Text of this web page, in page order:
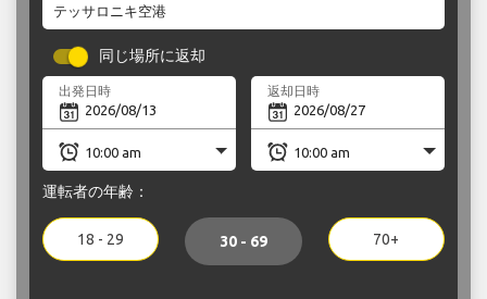
同じ場所に返却
出発日時 返却日時
運転者の年齢：
18 - 29 30 - 69 70+